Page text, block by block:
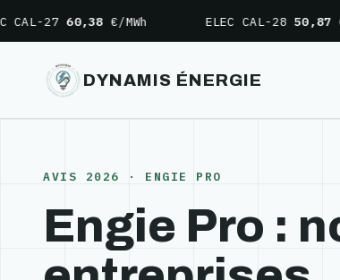
au
contenu
2760,38 €/MWh ELEC CAL-2850,87 €/MWh
DYNAMIS ÉNERGIE
AVIS 2026 · ENGIE PRO
Engie Pro :